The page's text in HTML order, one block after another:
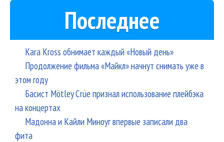
Последнее
Kara Kross обнимает каждый «Новый день»
Продолжение фильма «Майкл» начнут снимать уже в
этом году
Басист Mötley Crüe признал использование плейбэка
на концертах
Мадонна и Кайли Миноуг впервые записали два
фита